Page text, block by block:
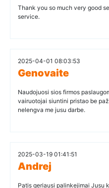
Thank you so much very good
service.
2025-04-01 08:03:53
Genovaite
Naudojuosi sios firmos
vairuotojai siuntini pristao be
nelengva me jusu darbe.
2025-03-19 01:41:51
Andrej
Patis geriausi palinkejimai Jusu